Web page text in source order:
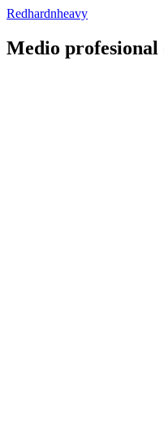
Redhardnheavy
Medio profesional